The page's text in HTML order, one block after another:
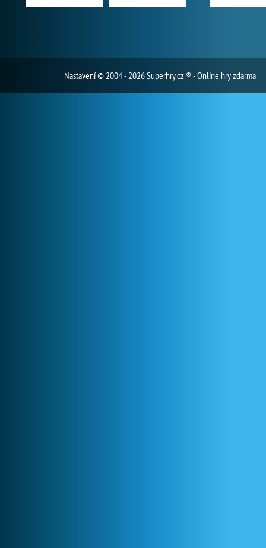
Nastavení© 2004 - 2026 Superhry.cz ® - Online hry zdarma